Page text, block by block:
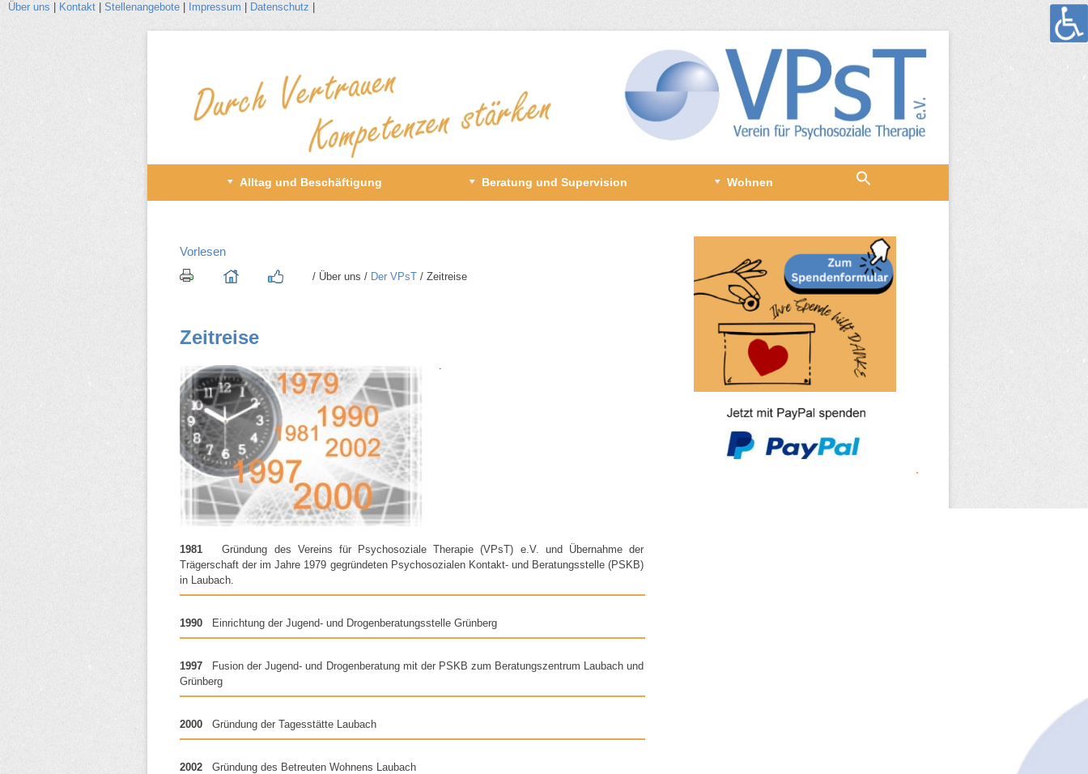
Über uns Kontakt Stellenangebote Impressum Datenschutz
Alltag und Beschäftigung Beratung und Supervision Wohnen
Vorlesen
/​ Über uns /​ Der VPsT /​ Zeitreise
Zeitreise
.
1981Gründung des Vereins für Psychosoziale Therapie (VPsT) e.V. und Übernahme der
Trägerschaft der im Jahre 1979 gegründeten Psychosozialen Kontakt- und Beratungsstelle (PSKB)
in Laubach.
1990 Einrichtung der Jugend- und Drogenberatungsstelle Grünberg
1997 Fusion der Jugend- und Drogenberatung mit der PSKB zum Beratungszentrum Laubach und
Grünberg
2000 Gründung der Tagesstätte Laubach
2002 Gründung des Betreuten Wohnens Laubach